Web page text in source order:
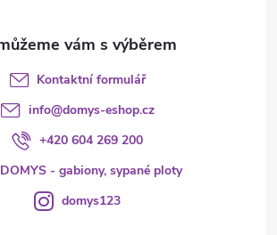
Kontaktní formulář
info@domys-eshop.cz
+420 604 269 200
DOMYS - gabiony, sypané ploty
domys123